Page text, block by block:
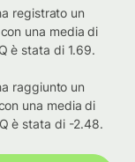
registrato un
una media di
è stata di 1.69.
raggiunto un
una media di
è stata di -2.48.